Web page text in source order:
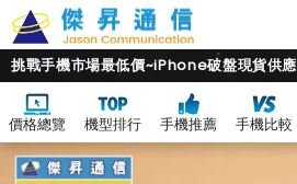
挑戰手機市場最低價~iPhone破盤現貨供應
價格總覽 機型排行 手機推薦 手機比較